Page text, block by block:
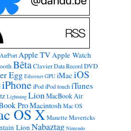
AirPort Apple TVApple Watch
BêtaClavier Data Record DVD
Egg Ethernet GPU iMaciOS
iPhone iPod iPod touch iTunes
Lightning LionMacBook Air
ProMacintosh Mac OS
OS X Manette Mavericks
Lion Nabaztag Nintendo